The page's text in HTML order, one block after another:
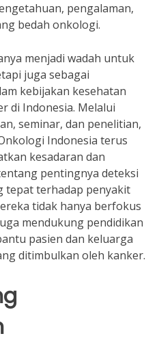
pengalaman,
bedah onkologi.
menjadi wadah untuk
juga sebagai
kebijakan kesehatan
di Indonesia. Melalui
seminar, dan penelitian,
Indonesia terus
kesadaran dan
pentingnya deteksi
tepat terhadap penyakit
tidak hanya berfokus
mendukung pendidikan
pasien dan keluarga
ditimbulkan oleh kanker.